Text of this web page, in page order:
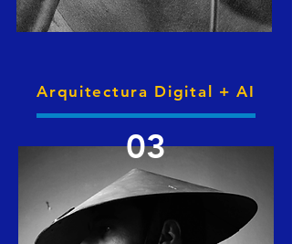
Arquitectura Digital + AI
03